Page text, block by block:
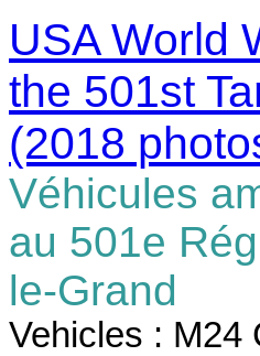
USA World
the 501st
(2018
Véhicules
au 501e
le-Grand
Vehicles : M24